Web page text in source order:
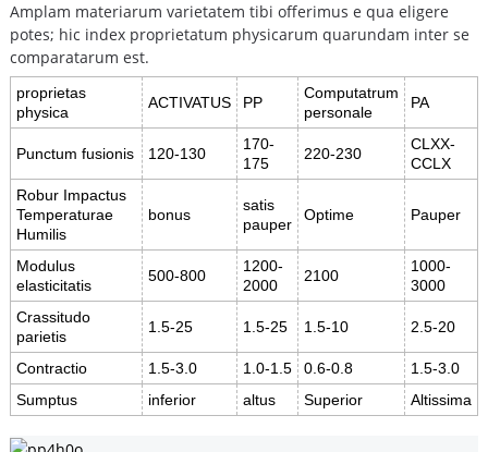
Amplam materiarum varietatem tibi offerimus e qua eligere
potes; hic index proprietatum physicarum quarundam inter se
comparatarum est.
proprietas
physica
ACTIVATUS PP
Computatrum
personale
PA
Punctum fusionis 120-130
170-
175
220-230
CLXX-
CCLX
Robur Impactus
Temperaturae
Humilis
bonus
satis
pauper
Optime Pauper
Modulus
elasticitatis
500-800
1200-
2000
2100
1000-
3000
Crassitudo
parietis
1.5-25 1.5-25 1.5-10 2.5-20
Contractio 1.5-3.0 1.0-1.5 0.6-0.8
1.5-3.0
Sumptus
inferior altus Superior Altissima